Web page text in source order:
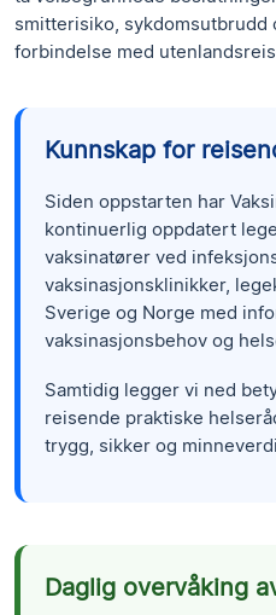
smitterisiko, sykdomsutbrudd
forbindelse med
Kunnskap for
Siden oppstarten har
kontinuerlig oppdatert
vaksinatører ved
vaksinasjonsklinikker,
Sverige og Norge med
vaksinasjonsbehov og
Samtidig legger vi ned
reisende praktiske
trygg, sikker og
Daglig overvåking